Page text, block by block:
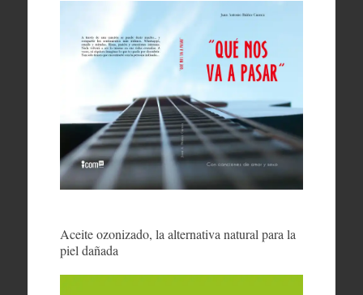
Aceite ozonizado, la alternativa natural para la
piel dañada